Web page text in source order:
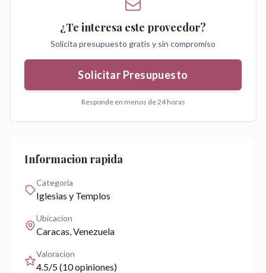
¿Te interesa este proveedor?
Solicita presupuesto gratis y sin compromiso
Solicitar Presupuesto
Responde en menos de 24 horas
Informacion rapida
Categoria
Iglesias y Templos
Ubicacion
Caracas, Venezuela
Valoracion
4.5/5 (10opiniones)